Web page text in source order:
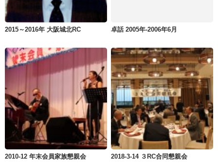
2015～2016年 大阪城北RC 卓話 2005年-2006年6月
2010-12 年末会員家族懇親会 2018-3-14 ３RC合同懇親会